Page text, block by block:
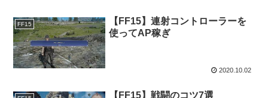
FF15
【FF15】連射コントローラーを
使ってAP稼ぎ
2020.10.02
【FF15】戦闘のコツ7選